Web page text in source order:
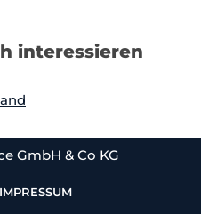
interessieren
GmbH & Co KG
IMPRESSUM